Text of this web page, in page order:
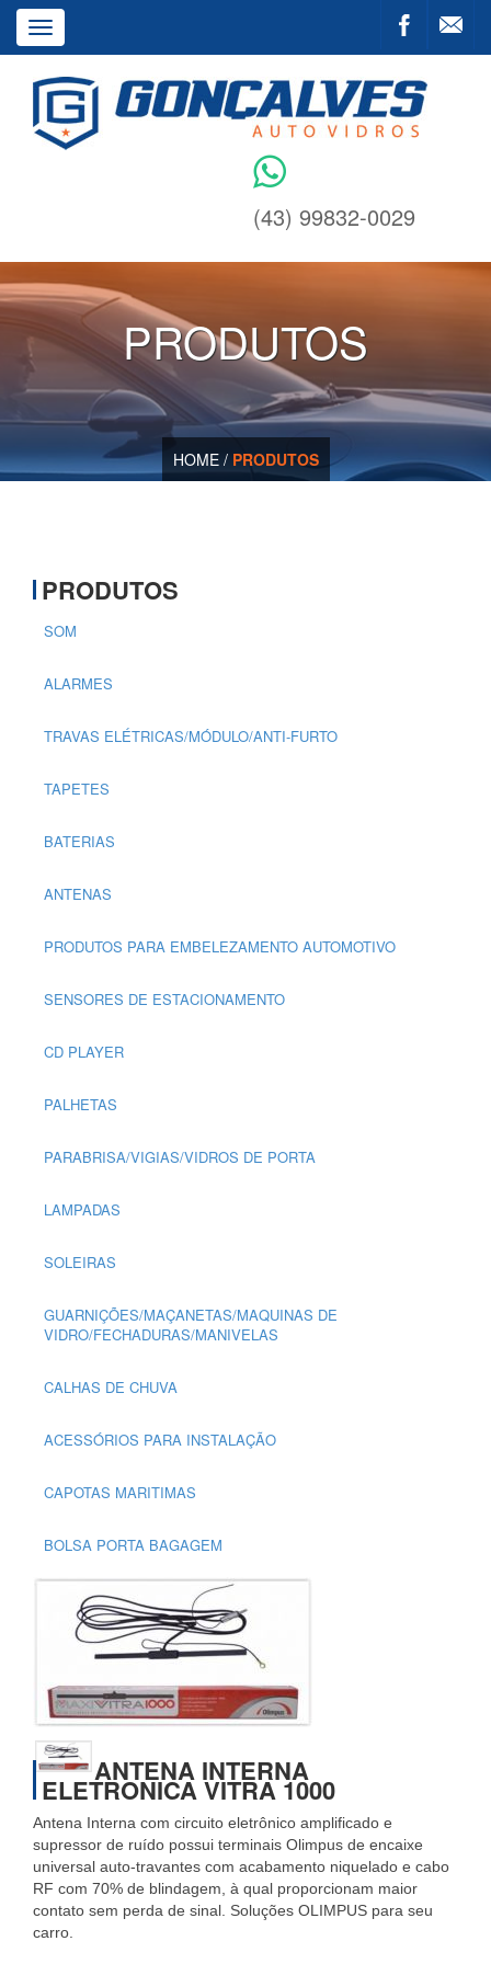
Toggle
navigation
(43) 99832-0029
PRODUTOS
HOME/ PRODUTOS
PRODUTOS
SOM
ALARMES
TRAVAS ELÉTRICAS/MÓDULO/ANTI-FURTO
TAPETES
BATERIAS
ANTENAS
PRODUTOS PARA EMBELEZAMENTO AUTOMOTIVO
SENSORES DE ESTACIONAMENTO
CD PLAYER
PALHETAS
PARABRISA/VIGIAS/VIDROS DE PORTA
LAMPADAS
SOLEIRAS
GUARNIÇÕES/MAÇANETAS/MAQUINAS DE
VIDRO/FECHADURAS/MANIVELAS
CALHAS DE CHUVA
ACESSÓRIOS PARA INSTALAÇÃO
CAPOTAS MARITIMAS
BOLSA PORTA BAGAGEM
ANTENA INTERNA
ELETRONICA VITRA 1000
Antena Interna com circuito eletrônico amplificado e
supressor de ruído possui terminais Olimpus de encaixe
universal auto-travantes com acabamento niquelado e cabo
RF com 70% de blindagem, à qual proporcionam maior
contato sem perda de sinal. Soluções OLIMPUS para seu
carro.